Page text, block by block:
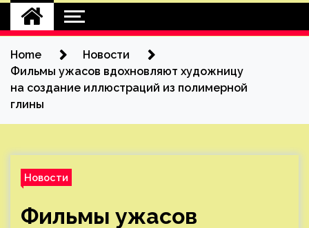
Home
Новости
Фильмы ужасов вдохновляют художницу
на создание иллюстраций из полимерной
глины
Новости
Фильмы ужасов